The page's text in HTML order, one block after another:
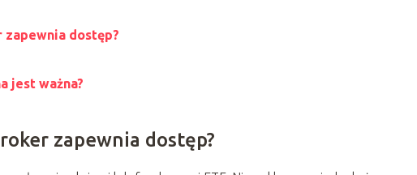
dostęp?
jest ważna?
zapewnia dostęp?